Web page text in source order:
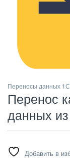
Переносы данных 1С
Перенос
данных
Добавить в